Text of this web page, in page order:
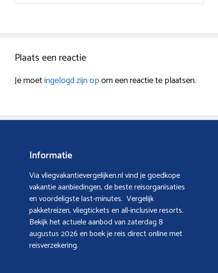
Plaats een reactie
Je moetingelogd zijn opom een reactie te plaatsen.
Informatie
Via vliegvakantievergelijken.nl vind je goedkope
vakantie aanbiedingen, de beste reisorganisaties
en voordeligste last-minutes. Vergelijk
pakketreizen, vliegtickets en all-inclusive resorts.
Bekijk het actuele aanbod vanzaterdag 8
augustus 2026en boek je reis direct online met
reisverzekering.